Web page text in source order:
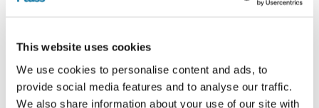
This website uses cookies
We use cookies to personalise content and ads, to
provide social media features and to analyse our traffic.
We also share information about your use of our site with
Sikring af den nødvendige uafhængighed
mellem bestyrelsen og de øvrige styrings-
og ledelses­niveauer er et andet hensyn,